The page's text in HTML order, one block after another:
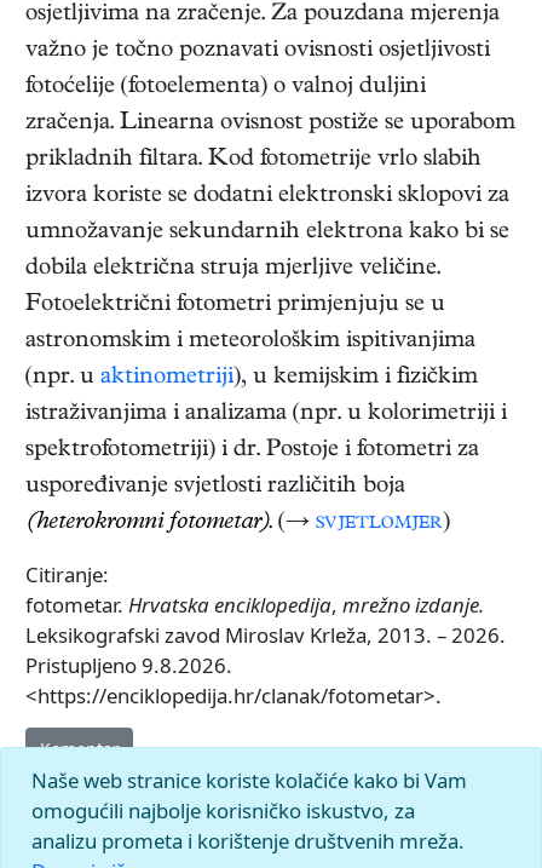
osjetljivima na zračenje. Za pouzdana mjerenja
važno je točno poznavati ovisnosti osjetljivosti
fotoćelije (fotoelementa) o valnoj duljini
zračenja. Linearna ovisnost postiže se uporabom
prikladnih filtara. Kod fotometrije vrlo slabih
izvora koriste se dodatni elektronski sklopovi za
umnožavanje sekundarnih elektrona kako bi se
dobila električna struja mjerljive veličine.
Fotoelektrični fotometri primjenjuju se u
astronomskim i meteorološkim ispitivanjima
(npr. u aktinometriji), u kemijskim i fizičkim
istraživanjima i analizama (npr. u kolorimetriji i
spektrofotometriji) i dr. Postoje i fotometri za
uspoređivanje svjetlosti različitih boja
(heterokromni fotometar). (→ svjetlomjer)
Citiranje:
fotometar. Hrvatska enciklopedija, mrežno izdanje.
Leksikografski zavod Miroslav Krleža, 2013. – 2026.
Pristupljeno 9.8.2026.
<https://enciklopedija.hr/clanak/fotometar>.
Komentar
Naše web stranice koriste kolačiće kako bi Vam
omogućili najbolje korisničko iskustvo, za
analizu prometa i korištenje društvenih mreža.